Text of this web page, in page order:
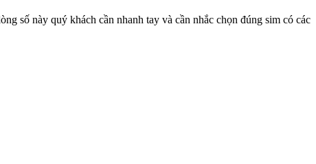
số này quý khách cần nhanh tay và cần nhắc chọn đúng sim có các